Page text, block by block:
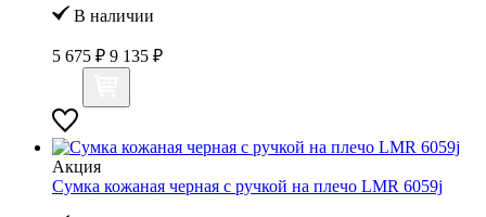
В наличии
5 675 ₽ 9 135 ₽
Акция
Сумка кожаная черная с ручкой на плечо LMR 6059j